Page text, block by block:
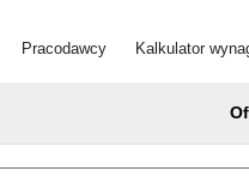
Pracodawcy Kalkulator